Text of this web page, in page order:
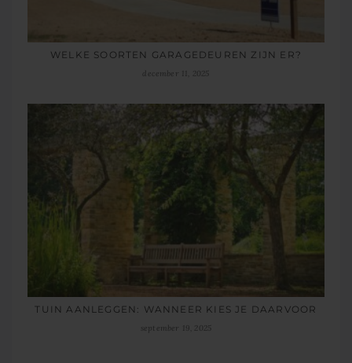
WELKE SOORTEN GARAGEDEUREN ZIJN ER?
december 11, 2025
TUIN AANLEGGEN: WANNEER KIES JE DAARVOOR
september 19, 2025